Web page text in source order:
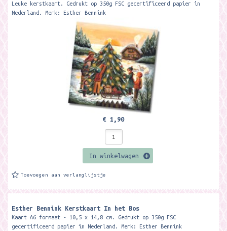
Leuke kerstkaart. Gedrukt op 350g FSC gecertificeerd papier in
Nederland. Merk: Esther Bennink
€ 1,90
In winkelwagen
Toevoegen aan verlanglijstje
Esther Bennink Kerstkaart In het Bos
Kaart A6 formaat - 10,5 x 14,8 cm. Gedrukt op 350g FSC
gecertificeerd papier in Nederland. Merk: Esther Bennink